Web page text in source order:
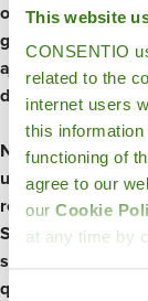
This website
CONSENTIO
related to the
internet users
this
functioning of
agree to our
our Cookie
at any time by
Consent
origen chino, que
genética de su
ajo viene de Asia,
después a toda
No fue sencillo
un esfuerzo
requiere en
Spring (variedad
se cosecha a
que plantas hasta